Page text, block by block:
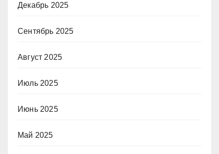
Декабрь 2025
Сентябрь 2025
Август 2025
Июль 2025
Июнь 2025
Май 2025